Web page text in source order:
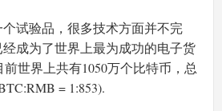
试验品，很多技术方面并不完
成为了世界上最为成功的电子货
前世界上共有1050万个比特币，总
= 1:853).